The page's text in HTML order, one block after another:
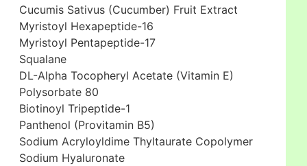
Cucumis Sativus (Cucumber) Fruit Extract
Myristoyl Hexapeptide-16
Myristoyl Pentapeptide-17
Squalane
DL-Alpha Tocopheryl Acetate (Vitamin E)
Polysorbate 80
Biotinoyl Tripeptide-1
Panthenol (Provitamin B5)
Sodium Acryloyldime Thyltaurate Copolymer
Sodium Hyaluronate